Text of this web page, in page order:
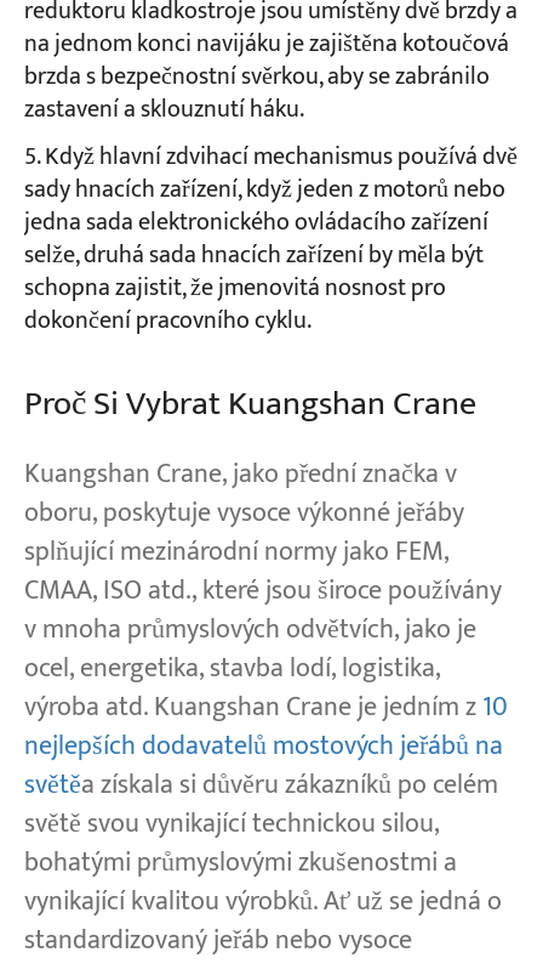
reduktoru kladkostroje jsou umístěny dvě brzdy a
na jednom konci navijáku je zajištěna kotoučová
brzda s bezpečnostní svěrkou, aby se zabránilo
zastavení a sklouznutí háku.
Když hlavní zdvihací mechanismus používá dvě
sady hnacích zařízení, když jeden z motorů nebo
jedna sada elektronického ovládacího zařízení
selže, druhá sada hnacích zařízení by měla být
schopna zajistit, že jmenovitá nosnost pro
dokončení pracovního cyklu.
Proč Si Vybrat Kuangshan Crane
Kuangshan Crane, jako přední značka v
oboru, poskytuje vysoce výkonné jeřáby
splňující mezinárodní normy jako FEM,
CMAA, ISO atd., které jsou široce používány
v mnoha průmyslových odvětvích, jako je
ocel, energetika, stavba lodí, logistika,
výroba atd. Kuangshan Crane je jedním z10
nejlepších dodavatelů mostových jeřábů na
světěa získala si důvěru zákazníků po celém
světě svou vynikající technickou silou,
bohatými průmyslovými zkušenostmi a
vynikající kvalitou výrobků. Ať už se jedná o
standardizovaný jeřáb nebo vysoce